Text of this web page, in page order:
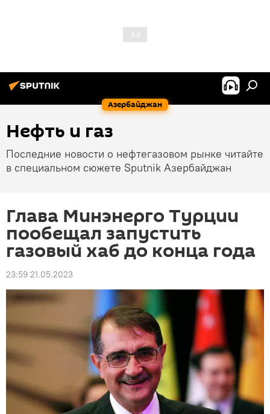
Азербайджан
Нефть и газ
Последние новости о нефтегазовом рынке читайте
в специальном сюжете Sputnik Азербайджан
Глава Минэнерго Турции
пообещал запустить
газовый хаб до конца года
23:59 21.05.2023